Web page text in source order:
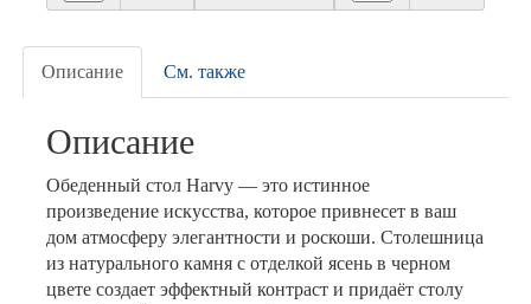
Описание См. также
Описание
Обеденный стол Harvy — это истинное
произведение искусства, которое привнесет в ваш
дом атмосферу элегантности и роскоши. Столешница
из натурального камня с отделкой ясень в черном
цвете создает эффектный контраст и придаёт столу